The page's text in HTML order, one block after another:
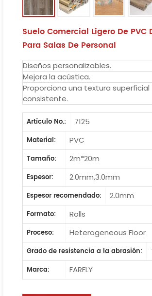
Suelo Comercial Ligero De PVC
Para Salas De Personal
Diseños personalizables.
Mejora la acústica.
Proporciona una textura superficial
consistente.
Artículo No.:
7125
Material:
PVC
Tamaño:
2m*20m
Espesor:
2.0mm,3.0mm
Espesor recomendado:
2.0mm
Formato:
Rolls
Proceso:
Heterogeneous Floor
Grado de resistencia a la abrasión:
Marca:
FARFLY